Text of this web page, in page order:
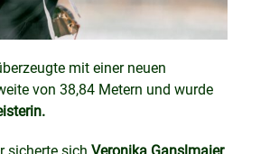
mit einer neuen
von 38,84 Metern und wurde